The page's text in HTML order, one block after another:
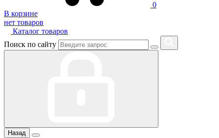
0
В корзине
нет товаров
Каталог товаров
Поиск по сайту
Назад